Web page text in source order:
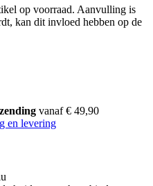
op voorraad. Aanvulling is
kan dit invloed hebben op de
vanaf € 49,90
en levering